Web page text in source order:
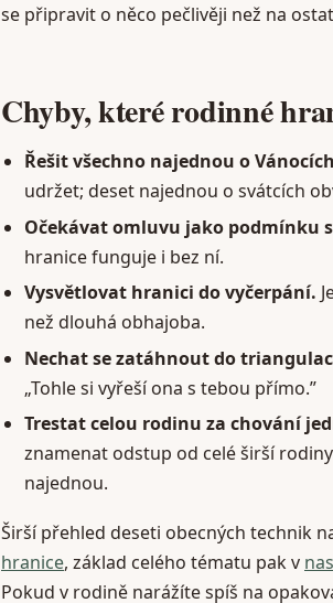
se připravit o něco pečlivěji než na
Chyby, které rodinné
Řešit všechno najednou o
udržet; deset najednou o svátcích
Očekávat omluvu jako podmínku
hranice funguje i bez ní.
Vysvětlovat hranici do vyčerpání.
než dlouhá obhajoba.
Nechat se zatáhnout do
„Tohle si vyřeší ona s tebou přímo.”
Trestat celou rodinu za chování
znamenat odstup od celé širší
najednou.
Širší přehled deseti obecných technik
hranice, základ celého tématu pak v
Pokud v rodině narážíte spíš na